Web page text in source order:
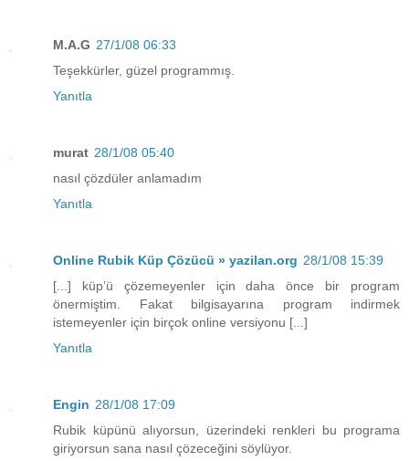
M.A.G 27/1/08 06:33
Teşekkürler, güzel programmış.
Yanıtla
murat 28/1/08 05:40
nasıl çözdüler anlamadım
Yanıtla
Online Rubik Küp Çözücü » yazilan.org 28/1/08 15:39
[...] küp’ü çözemeyenler için daha önce bir program
önermiştim. Fakat bilgisayarına program indirmek
istemeyenler için birçok online versiyonu [...]
Yanıtla
Engin 28/1/08 17:09
Rubik küpünü alıyorsun, üzerindeki renkleri bu programa
giriyorsun sana nasıl çözeceğini söylüyor.